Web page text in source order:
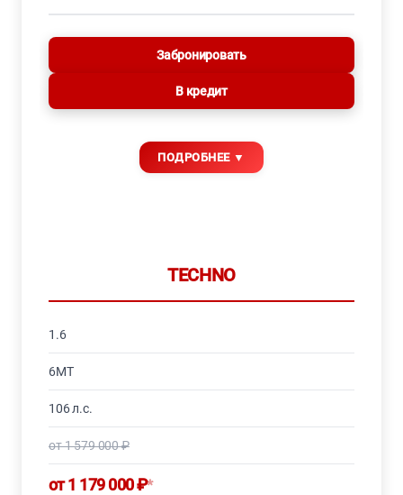
Забронировать
В кредит
TECHNO
1.6
6MT
106 л.с.
от 1 579 000 ₽
от 1 179 000 ₽*